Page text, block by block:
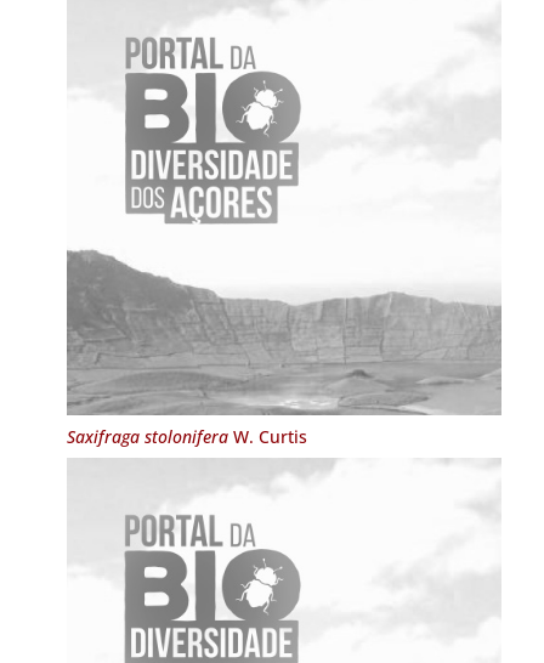
Saxifraga stoloniferaW. Curtis